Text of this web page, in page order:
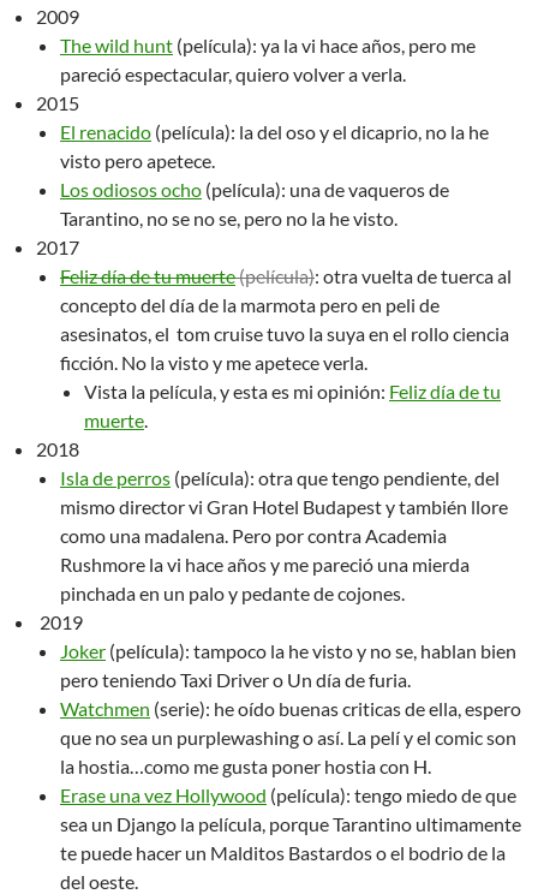
2009
The wild hunt (película): ya la vi hace años, pero me
pareció espectacular, quiero volver a verla.
2015
El renacido (película): la del oso y el dicaprio, no la he
visto pero apetece.
Los odiosos ocho (película): una de vaqueros de
Tarantino, no se no se, pero no la he visto.
2017
Feliz día de tu muerte(película): otra vuelta de tuerca al
concepto del día de la marmota pero en peli de
asesinatos, el tom cruise tuvo la suya en el rollo ciencia
ficción. No la visto y me apetece verla.
Vista la película, y esta es mi opinión: Feliz día de tu
muerte.
2018
Isla de perros (película): otra que tengo pendiente, del
mismo director vi Gran Hotel Budapest y también llore
como una madalena. Pero por contra Academia
Rushmore la vi hace años y me pareció una mierda
pinchada en un palo y pedante de cojones.
2019
Joker (película): tampoco la he visto y no se, hablan bien
pero teniendo Taxi Driver o Un día de furia.
Watchmen (serie): he oído buenas criticas de ella, espero
que no sea un purplewashing o así. La pelí y el comic son
la hostia…como me gusta poner hostia con H.
Erase una vez Hollywood (película): tengo miedo de que
sea un Django la película, porque Tarantino ultimamente
te puede hacer un Malditos Bastardos o el bodrio de la
del oeste.